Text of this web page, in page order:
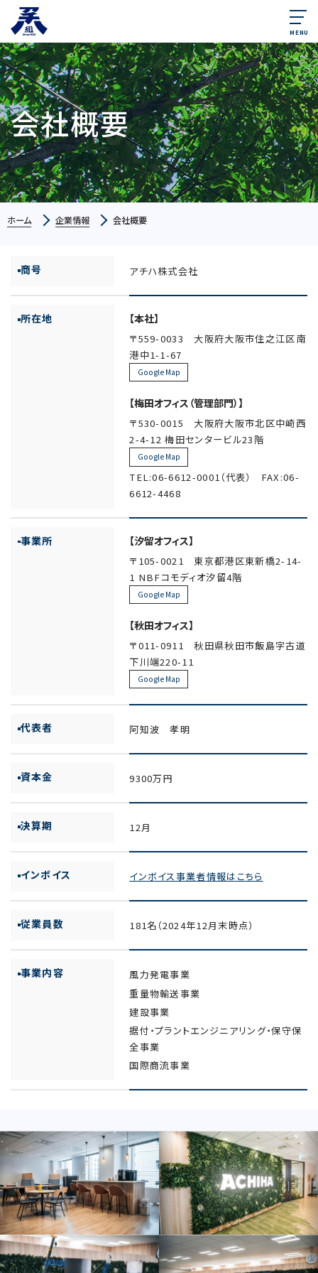
MENU
会社概要
ホーム 企業情報 会社概要
商号 アチハ株式会社
所在地 【本社】
〒559-0033 大阪府大阪市住之江区南
港中1-1-67
Google Map
【梅田オフィス（管理部門）】
〒530-0015 大阪府大阪市北区中崎西
2-4-12 梅田センタービル23階
Google Map
TEL:06-6612-0001（代表） FAX:06-
6612-4468
事業所 【汐留オフィス】
〒105-0021 東京都港区東新橋2-14-
1 NBFコモディオ汐留4階
Google Map
【秋田オフィス】
〒011-0911 秋田県秋田市飯島字古道
下川端220-11
Google Map
代表者 阿知波 孝明
資本金 9300万円
決算期 12月
インボイス インボイス事業者情報はこちら
従業員数 181名（2024年12月末時点）
事業内容
風力発電事業
重量物輸送事業
建設事業
据付・プラントエンジニアリング・保守保
全事業
国際商流事業